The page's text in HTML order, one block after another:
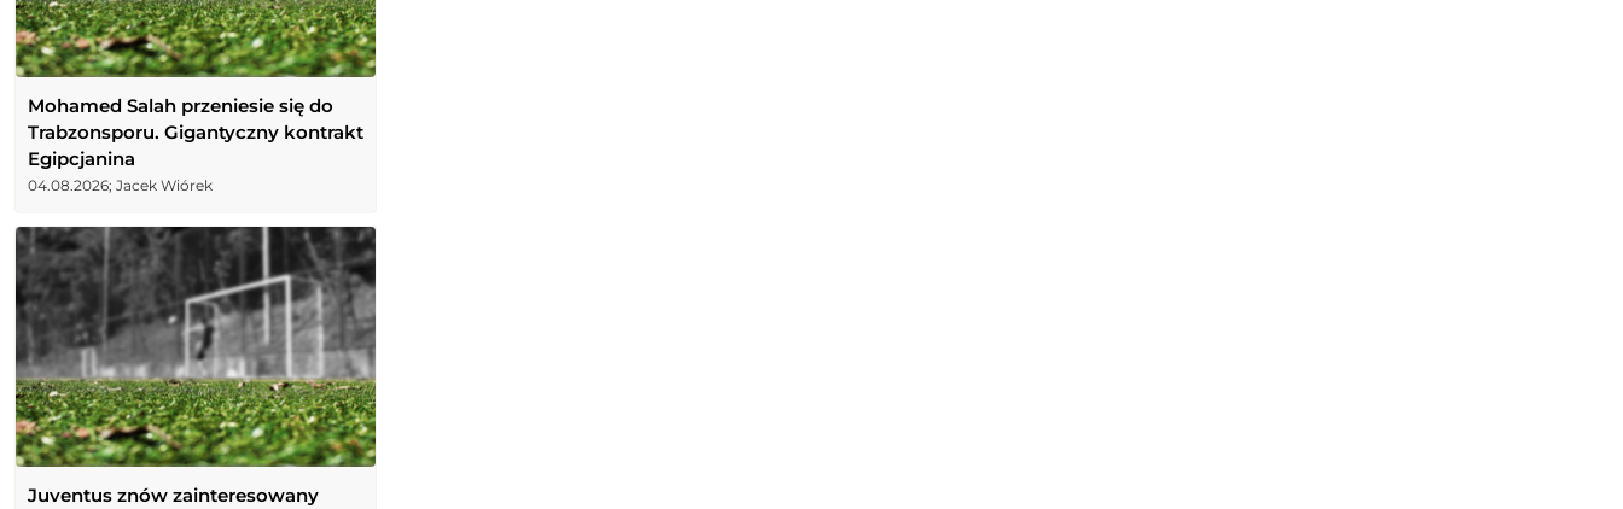
Mohamed Salah przeniesie się do
Trabzonsporu. Gigantyczny kontrakt
Egipcjanina
04.08.2026; Jacek Wiórek
Juventus znów zainteresowany